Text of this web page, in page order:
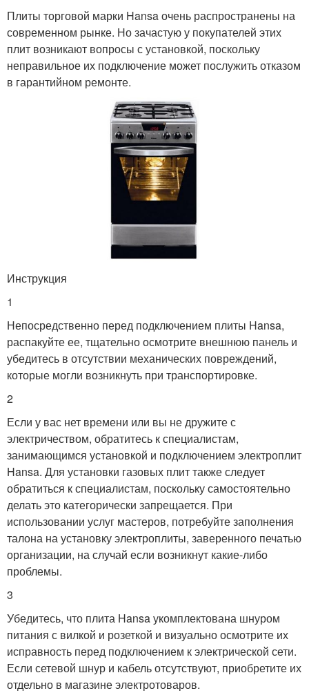
Плиты торговой марки Hansa очень распространены на
современном рынке. Но зачастую у покупателей этих
плит возникают вопросы с установкой, поскольку
неправильное их подключение может послужить отказом
в гарантийном ремонте.
Инструкция
1
Непосредственно перед подключением плиты Hansa,
распакуйте ее, тщательно осмотрите внешнюю панель и
убедитесь в отсутствии механических повреждений,
которые могли возникнуть при транспортировке.
2
Если у вас нет времени или вы не дружите с
электричеством, обратитесь к специалистам,
занимающимся установкой и подключением электроплит
Hansa. Для установки газовых плит также следует
обратиться к специалистам, поскольку самостоятельно
делать это категорически запрещается. При
использовании услуг мастеров, потребуйте заполнения
талона на установку электроплиты, заверенного печатью
организации, на случай если возникнут какие-либо
проблемы.
3
Убедитесь, что плита Hansa укомплектована шнуром
питания с вилкой и розеткой и визуально осмотрите их
исправность перед подключением к электрической сети.
Если сетевой шнур и кабель отсутствуют, приобретите их
отдельно в магазине электротоваров.